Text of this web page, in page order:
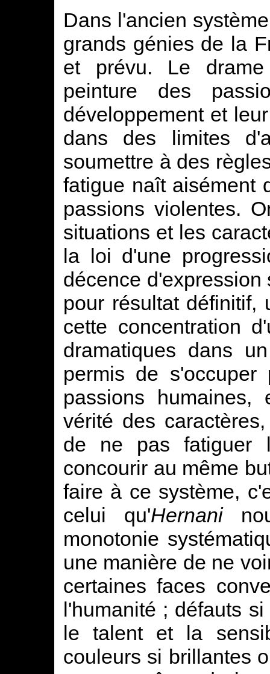
Dans l'ancien
grands génies de la
et prévu. Le
peinture des
développement et
dans des limites
soumettre à des
fatigue naît aisément
passions violentes.
situations et les
la loi d'une
décence
pour résultat définitif,
cette concentration
dramatiques dans
permis de s'occuper
passions
vérité des
de ne pas fatiguer
concourir au même
faire à ce système,
celui qu'Hernani
monotonie
une manière de ne
certaines faces
l'humanité ; défauts
le talent et la
couleurs si brillantes